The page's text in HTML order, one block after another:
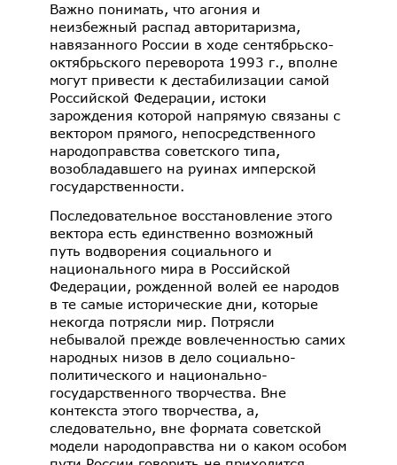
Важно понимать, что агония и
неизбежный распад авторитаризма,
навязанного России в ходе сентябрьско-
октябрьского переворота 1993 г., вполне
могут привести к дестабилизации самой
Российской Федерации, истоки
зарождения которой напрямую связаны с
вектором прямого, непосредственного
народоправства советского типа,
возобладавшего на руинах имперской
государственности.
Последовательное восстановление этого
вектора есть единственно возможный
путь водворения социального и
национального мира в Российской
Федерации, рожденной волей ее народов
в те самые исторические дни, которые
некогда потрясли мир. Потрясли
небывалой прежде вовлеченностью самих
народных низов в дело социально-
политического и национально-
государственного творчества. Вне
контекста этого творчества, а,
следовательно, вне формата советской
модели народоправства ни о каком особом